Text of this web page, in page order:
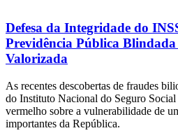
Defesa da Integridade do
Previdência Pública
Valorizada
As recentes descobertas de fraudes
do Instituto Nacional do Seguro
vermelho sobre a vulnerabilidade de
importantes da República.